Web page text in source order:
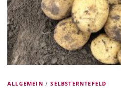
ALLGEMEIN /SELBSTERNTEFELD